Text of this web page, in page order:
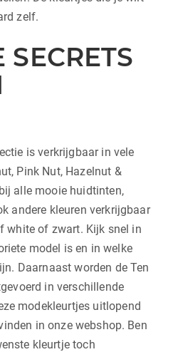
zelf.
SECRETS
is verkrijgbaar in vele
Pink Nut, Hazelnut &
alle mooie huidtinten,
andere kleuren verkrijgbaar
white of zwart. Kijk snel in
model is en in welke
Daarnaast worden de Ten
in verschillende
modekleurtjes uitlopend
in onze webshop. Ben
kleurtje toch